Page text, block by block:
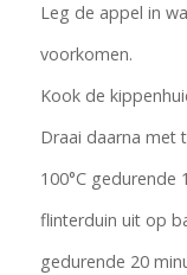
Leg de appel in
voorkomen.
Kook de
Draai daarna met
100°C
flinterduin uit op
gedurende 20